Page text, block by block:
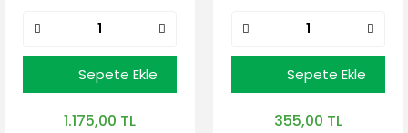
Sepete Ekle
1.175,00 TL
Sepete Ekle
355,00 TL